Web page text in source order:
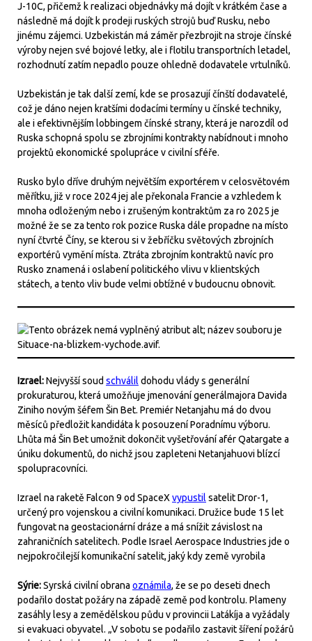
J-10C, přičemž k realizaci objednávky má dojít v krátkém čase a
následně má dojít k prodeji ruských strojů buď Rusku, nebo
jinému zájemci. Uzbekistán má záměr přezbrojit na stroje čínské
výroby nejen své bojové letky, ale i flotilu transportních letadel,
rozhodnutí zatím nepadlo pouze ohledně dodavatele vrtulníků.
Uzbekistán je tak další zemí, kde se prosazují čínští dodavatelé,
což je dáno nejen kratšími dodacími termíny u čínské techniky,
ale i efektivnějším lobbingem čínské strany, která je narozdíl od
Ruska schopná spolu se zbrojními kontrakty nabídnout i mnoho
projektů ekonomické spolupráce v civilní sféře.
Rusko bylo dříve druhým největším exportérem v celosvětovém
měřítku, již v roce 2024 jej ale překonala Francie a vzhledem k
mnoha odloženým nebo i zrušeným kontraktům za ro 2025 je
možné že se za tento rok pozice Ruska dále propadne na místo
nyní čtvrté Číny, se kterou si v žebříčku světových zbrojních
exportérů vymění místa. Ztráta zbrojním kontraktů navíc pro
Rusko znamená i oslabení politického vlivu v klientských
státech, a tento vliv bude velmi obtížné v budoucnu obnovit.
Izrael:Nejvyšší soud schválil dohodu vlády s generální
prokuraturou, která umožňuje jmenování generálmajora Davida
Ziniho novým šéfem Šin Bet. Premiér Netanjahu má do dvou
měsíců předložit kandidáta k posouzení Poradnímu výboru.
Lhůta má Šin Bet umožnit dokončit vyšetřování afér Qatargate a
úniku dokumentů, do nichž jsou zapleteni Netanjahuovi blízcí
spolupracovníci.
Izrael na raketě Falcon 9 od SpaceX vypustil satelit Dror-1,
určený pro vojenskou a civilní komunikaci. Družice bude 15 let
fungovat na geostacionární dráze a má snížit závislost na
zahraničních satelitech. Podle Israel Aerospace Industries jde o
nejpokročilejší komunikační satelit, jaký kdy země vyrobila
Sýrie:Syrská civilní obrana oznámila, že se po deseti dnech
podařilo dostat požáry na západě země pod kontrolu. Plameny
zasáhly lesy a zemědělskou půdu v provincii Latákíja a vyžádaly
si evakuaci obyvatel. „V sobotu se podařilo zastavit šíření požárů